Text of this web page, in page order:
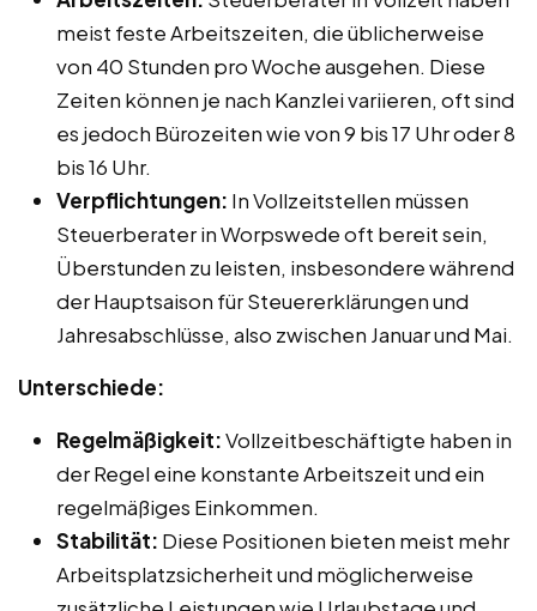
meist feste Arbeitszeiten, die üblicherweise
von 40 Stunden pro Woche ausgehen. Diese
Zeiten können je nach Kanzlei variieren, oft sind
es jedoch Bürozeiten wie von 9 bis 17 Uhr oder 8
bis 16 Uhr.
Verpflichtungen: In Vollzeitstellen müssen
Steuerberater in Worpswede oft bereit sein,
Überstunden zu leisten, insbesondere während
der Hauptsaison für Steuererklärungen und
Jahresabschlüsse, also zwischen Januar und Mai.
Unterschiede:
Regelmäßigkeit:Vollzeitbeschäftigte haben in
der Regel eine konstante Arbeitszeit und ein
regelmäßiges Einkommen.
Stabilität: Diese Positionen bieten meist mehr
Arbeitsplatzsicherheit und möglicherweise